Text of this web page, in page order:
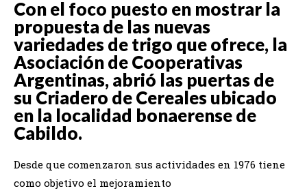
Con el foco puesto en mostrar la
propuesta de las nuevas
variedades de trigo que ofrece, la
Asociación de Cooperativas
Argentinas, abrió las puertas de
su Criadero de Cereales ubicado
en la localidad bonaerense de
Cabildo.
Desde que comenzaron sus actividades en 1976 tiene
como objetivo el mejoramiento